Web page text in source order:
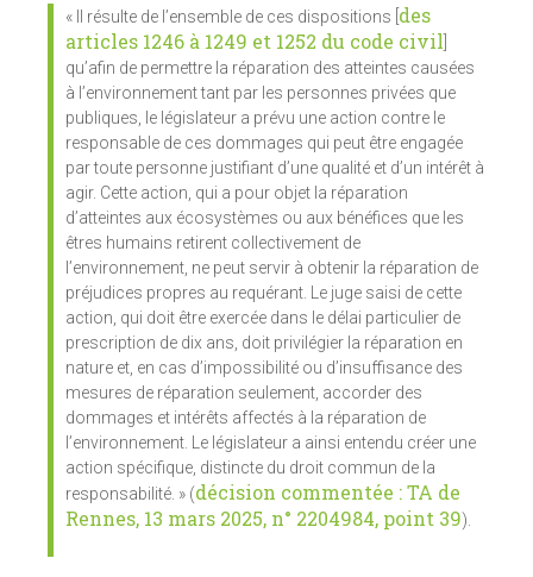
« Il résulte de l’ensemble de ces dispositions [ des
articles 1246 à 1249 et 1252 du code civil
qu’afin de permettre la réparation des atteintes causées
à l’environnement tant par les personnes privées que
publiques, le législateur a prévu une action contre le
responsable de ces dommages qui peut être engagée
par toute personne justifiant d’une qualité et d’un intérêt à
agir. Cette action, qui a pour objet la réparation
d’atteintes aux écosystèmes ou aux bénéfices que les
êtres humains retirent collectivement de
l’environnement, ne peut servir à obtenir la réparation de
préjudices propres au requérant. Le juge saisi de cette
action, qui doit être exercée dans le délai particulier de
prescription de dix ans, doit privilégier la réparation en
nature et, en cas d’impossibilité ou d’insuffisance des
mesures de réparation seulement, accorder des
dommages et intérêts affectés à la réparation de
l’environnement. Le législateur a ainsi entendu créer une
action spécifique, distincte du droit commun de la
responsabilité. » (décision commentée : TA de
Rennes, 13 mars 2025, n° 2204984, point 39).